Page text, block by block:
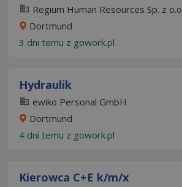
Regium Human Resources Sp. z o.o
Dortmund
3 dni temu z gowork.pl
Hydraulik
ewiko Personal GmbH
Dortmund
4 dni temu z gowork.pl
Kierowca C+E k/m/x